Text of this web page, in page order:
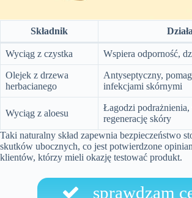
Składnik
Wyciąg z czystka Wspiera odporność,
Olejek z drzewa
herbacianego
Antyseptyczny,
infekcjami skórnymi
Wyciąg z aloesu
Łagodzi podrażnienia,
regenerację skóry
Taki naturalny skład zapewnia bezpieczeństwo
skutków ubocznych, co jest potwierdzone
klientów, którzy mieli okazję testować produkt.
sprawdzam